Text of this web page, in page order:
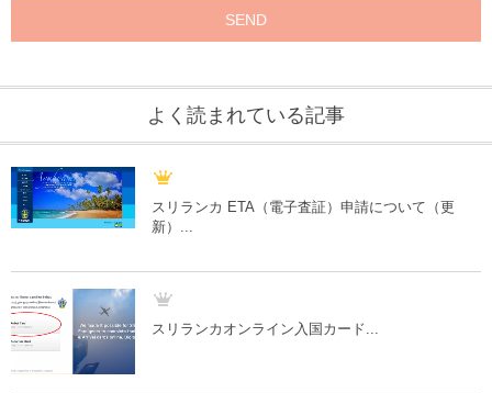
よく読まれている記事
スリランカ ETA（電子査証）申請について（更
新）...
スリランカオンライン入国カード...